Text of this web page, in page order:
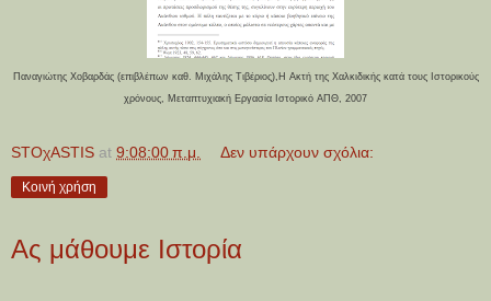
Παναγιώτης Χοβαρδάς (επιβλέπων καθ. Μιχάλης Τιβέριος),Η Ακτή της Χαλκιδικής κατά τους Ιστορικούς
χρόνους, Μεταπτυχιακή Εργασία Ιστορικό ΑΠΘ, 2007
STOχASTIS at 9:08:00 π.μ. Δεν υπάρχουν σχόλια:
Κοινή χρήση
Ας μάθουμε Ιστορία